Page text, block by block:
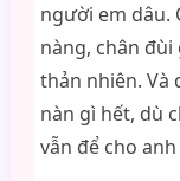
người em dâu.
nàng, chân
thản nhiên. Và
nàn gì hết, dù
vẫn để cho